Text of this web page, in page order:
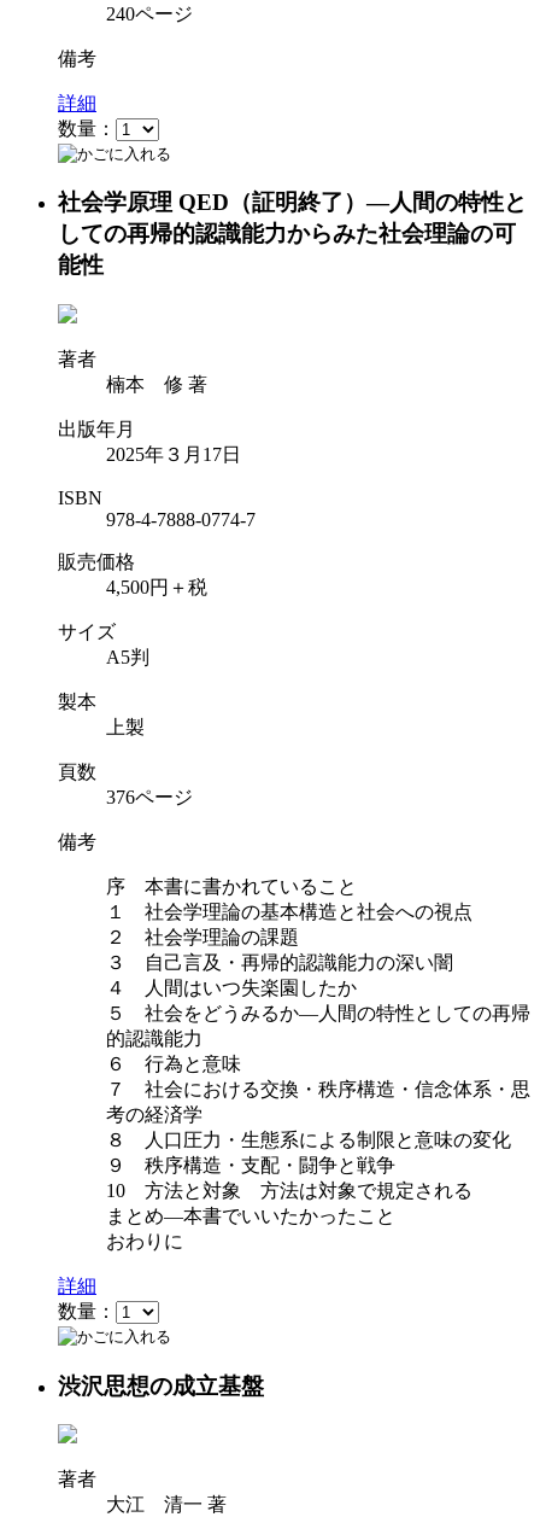
240ページ
備考
詳細
数量：
社会学原理 QED（証明終了）―人間の特性と
しての再帰的認識能力からみた社会理論の可
能性
著者
楠本 修 著
出版年月
2025年３月17日
ISBN
978-4-7888-0774-7
販売価格
4,500円＋税
サイズ
A5判
製本
上製
頁数
376ページ
備考
序 本書に書かれていること
１ 社会学理論の基本構造と社会への視点
２ 社会学理論の課題
３ 自己言及・再帰的認識能力の深い闇
４ 人間はいつ失楽園したか
５ 社会をどうみるか―人間の特性としての再帰
的認識能力
６ 行為と意味
７ 社会における交換・秩序構造・信念体系・思
考の経済学
８ 人口圧力・生態系による制限と意味の変化
９ 秩序構造・支配・闘争と戦争
10 方法と対象 方法は対象で規定される
まとめ—本書でいいたかったこと
おわりに
詳細
数量：
渋沢思想の成立基盤
著者
大江 清一 著